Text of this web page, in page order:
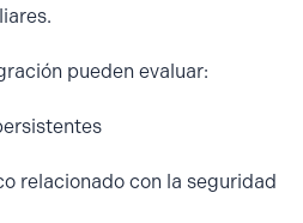
pueden evaluar:
relacionado con la seguridad